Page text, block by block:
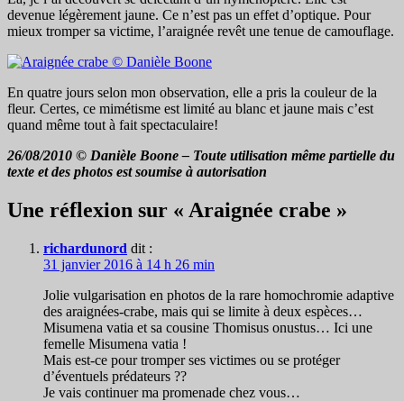
devenue légèrement jaune. Ce n’est pas un effet d’optique. Pour
mieux tromper sa victime, l’araignée revêt une tenue de camouflage.
En quatre jours selon mon observation, elle a pris la couleur de la
fleur. Certes, ce mimétisme est limité au blanc et jaune mais c’est
quand même tout à fait spectaculaire!
26/08/2010 © Danièle Boone – Toute utilisation même partielle du
texte et des photos est soumise à autorisation
Une réflexion sur « Araignée crabe »
richardunord dit :
31 janvier 2016 à 14 h 26 min
Jolie vulgarisation en photos de la rare homochromie adaptive
des araignées-crabe, mais qui se limite à deux espèces…
Misumena vatia et sa cousine Thomisus onustus… Ici une
femelle Misumena vatia !
Mais est-ce pour tromper ses victimes ou se protéger
d’éventuels prédateurs ??
Je vais continuer ma promenade chez vous…